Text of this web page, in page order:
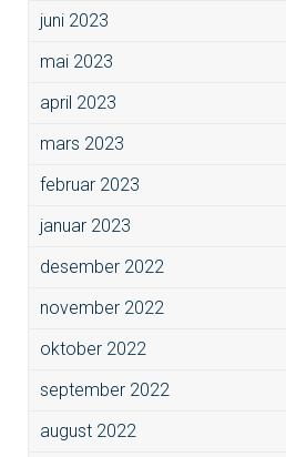
juni 2023
mai 2023
april 2023
mars 2023
februar 2023
januar 2023
desember 2022
november 2022
oktober 2022
september 2022
august 2022